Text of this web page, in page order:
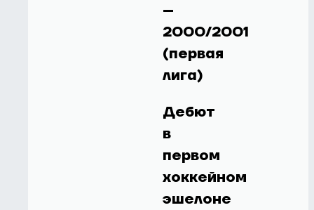
–
2000/2001
(первая
лига)
Дебют
в
первом
хоккейном
эшелоне